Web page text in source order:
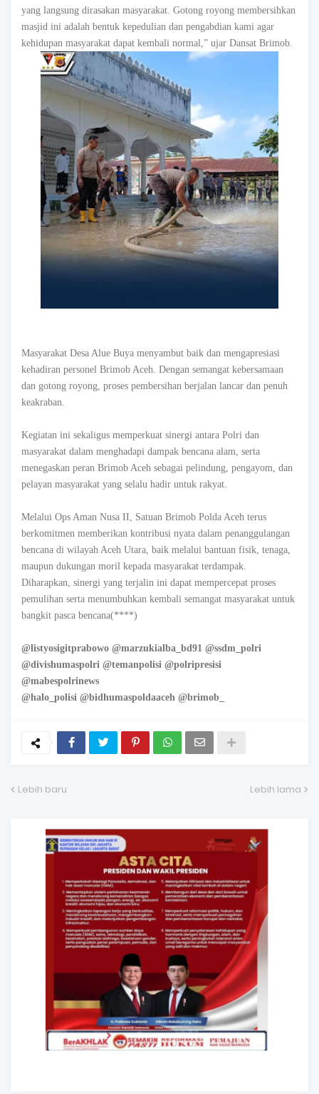
yang langsung dirasakan masyarakat. Gotong royong membersihkan
masjid ini adalah bentuk kepedulian dan pengabdian kami agar
kehidupan masyarakat dapat kembali normal,” ujar Dansat Brimob.
Masyarakat Desa Alue Buya menyambut baik dan mengapresiasi
kehadiran personel Brimob Aceh. Dengan semangat kebersamaan
dan gotong royong, proses pembersihan berjalan lancar dan penuh
keakraban.
Kegiatan ini sekaligus memperkuat sinergi antara Polri dan
masyarakat dalam menghadapi dampak bencana alam, serta
menegaskan peran Brimob Aceh sebagai pelindung, pengayom, dan
pelayan masyarakat yang selalu hadir untuk rakyat.
Melalui Ops Aman Nusa II, Satuan Brimob Polda Aceh terus
berkomitmen memberikan kontribusi nyata dalam penanggulangan
bencana di wilayah Aceh Utara, baik melalui bantuan fisik, tenaga,
maupun dukungan moril kepada masyarakat terdampak.
Diharapkan, sinergi yang terjalin ini dapat mempercepat proses
pemulihan serta menumbuhkan kembali semangat masyarakat untuk
bangkit pasca bencana(****)
@listyosigitprabowo @marzukialba_bd91 @ssdm_polri
@divishumaspolri @temanpolisi @polripresisi
@mabespolrinews
@halo_polisi @bidhumaspoldaaceh @brimob_
Lebih baru Lebih lama